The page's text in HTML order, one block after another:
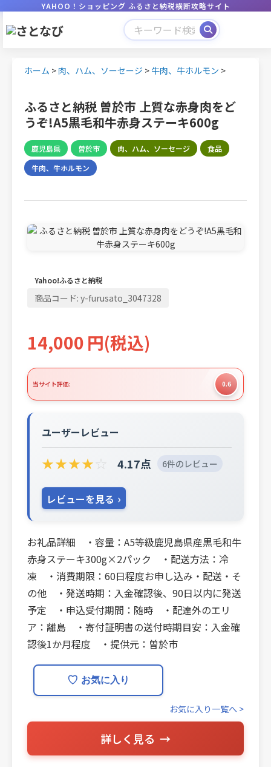
YAHOO！ショッピング ふるさと納税横断攻略サイト
ホーム > 肉、ハム、ソーセージ > 牛肉、牛ホルモン >
ふるさと納税 曽於市 上質な赤身肉をど
うぞ!A5黒毛和牛赤身ステーキ600g
鹿児島県 曽於市 肉、ハム、ソーセージ
食品
牛肉、牛ホルモン
Yahoo!ふるさと納税
商品コード: y-furusato_3047328
14,000 円(税込)
当サイト評価: 0.6
ユーザーレビュー
★★★★ ☆ 4.17点 6件のレビュー
レビューを見る
お礼品詳細 ・容量：A5等級鹿児島県産黒毛和牛
赤身ステーキ300g×2パック ・配送方法：冷
凍 ・消費期限：60日程度お申し込み・配送・そ
の他 ・発送時期：入金確認後、90日以内に発送
予定 ・申込受付期間：随時 ・配達外のエリ
ア：離島 ・寄付証明書の送付時期目安：入金確
認後1か月程度 ・提供元：曽於市
♡ お気に入り
お気に入り一覧へ >
詳しく見る